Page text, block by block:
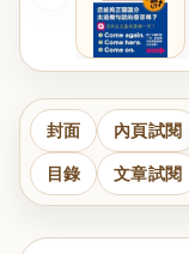
封面 內頁試閱
目錄 文章試閱